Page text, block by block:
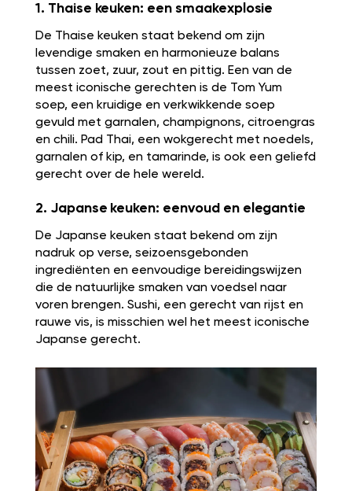
1. Thaise keuken: een smaakexplosie
De Thaise keuken staat bekend om zijn
levendige smaken en harmonieuze balans
tussen zoet, zuur, zout en pittig. Een van de
meest iconische gerechten is de Tom Yum
soep, een kruidige en verkwikkende soep
gevuld met garnalen, champignons, citroengras
en chili. Pad Thai, een wokgerecht met noedels,
garnalen of kip, en tamarinde, is ook een geliefd
gerecht over de hele wereld.
2. Japanse keuken: eenvoud en elegantie
De Japanse keuken staat bekend om zijn
nadruk op verse, seizoensgebonden
ingrediënten en eenvoudige bereidingswijzen
die de natuurlijke smaken van voedsel naar
voren brengen. Sushi, een gerecht van rijst en
rauwe vis, is misschien wel het meest iconische
Japanse gerecht.